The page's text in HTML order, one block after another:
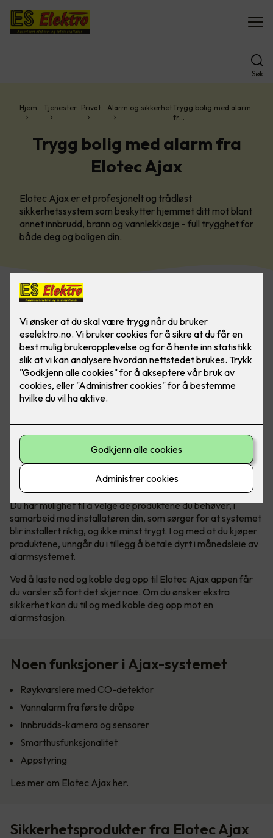
Søk
Hjem Tjenester Privat Alarm og sikkerhetTrygg bolig med alarm
fr…
Trygg bolig med alarm fra
Elotec Ajax
Elotec Ajax er et profesjonelt og trådløst
sikkerhetssystem som beskytter hjemmet ditt mot blant
annet innbrudd, brann og vannlekkasje - full trygghet for
både deg og boligen din.
Teknologi fra Elotec redder liv
Elotec Ajax er et profesjonelt og trådløst sikkerhetssystem
som beskytter hjemmet ditt mot blant annet innbrudd, brann
og vannlekkasje - full trygghet for både deg og boligen din.
Du har mulighet til å velge de produktene du behøver, i
samarbeid med installatøren din, som sørger for at systemet
blir installert riktig, og ikke minst trygt. I og med at du kjøper
produktene, unngår du i tillegg å betale dyrt i månedsleie av
alarmsystemet.
Ved å laste ned og koble deg opp til Elotec Ajax appen får
du varsler så fort det skjer noe. Om du ønsker ekstra
sikkerhet kan du til og med koble deg opp mot en
alarmstasjon.
Noen funksjoner i Ajax-systemet
Røykvarslere med CO-detektor
Vannalarm fra første dråpe
Innbrudds-kamera og sensorer
Smarthusfunksjonalitet
Appstyring
Les mer om Elotec Ajax her.
Sikkerhetsprodukter fra Elotec Ajax